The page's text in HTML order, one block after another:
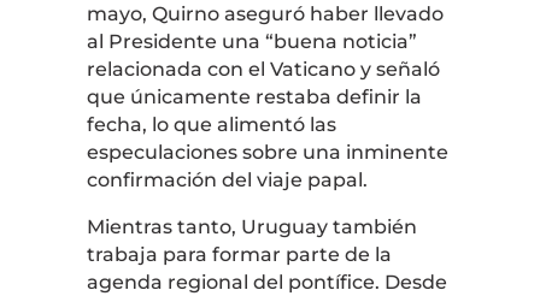
mayo, Quirno aseguró haber llevado
al Presidente una “buena noticia”
relacionada con el Vaticano y señaló
que únicamente restaba definir la
fecha, lo que alimentó las
especulaciones sobre una inminente
confirmación del viaje papal.
Mientras tanto, Uruguay también
trabaja para formar parte de la
agenda regional del pontífice. Desde